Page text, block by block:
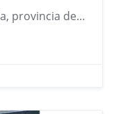
Carrer Nou 5, 17400 Breda, provincia de Gerona, España